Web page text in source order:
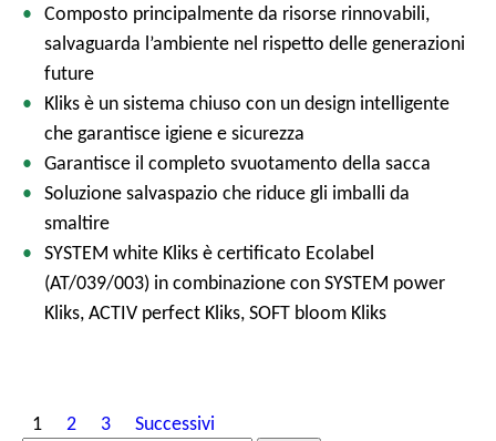
Composto principalmente da risorse rinnovabili,
salvaguarda l’ambiente nel rispetto delle generazioni
future
Kliks è un sistema chiuso con un design intelligente
che garantisce igiene e sicurezza
Garantisce il completo svuotamento della sacca
Soluzione salvaspazio che riduce gli imballi da
smaltire
SYSTEM white Kliks è certificato Ecolabel
(AT/039/003) in combinazione con SYSTEM power
Kliks, ACTIV perfect Kliks, SOFT bloom Kliks
P1 2 3
Successivi